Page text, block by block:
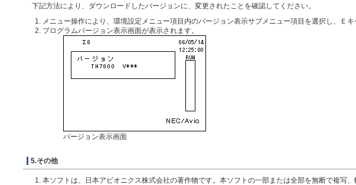
下記方法により、ダウンロードしたバージョンに、変更されたことを確認してください。
メニュー操作により、環境設定メニュー項目内のバージョン表示サブメニュー項目を選択し、Ｅキ
プログラムバージョン表示画面が表示されます。
バージョン表示画面
5.その他
本ソフトは、日本アビオニクス株式会社の著作物です。本ソフトの一部または全部を無断で複写